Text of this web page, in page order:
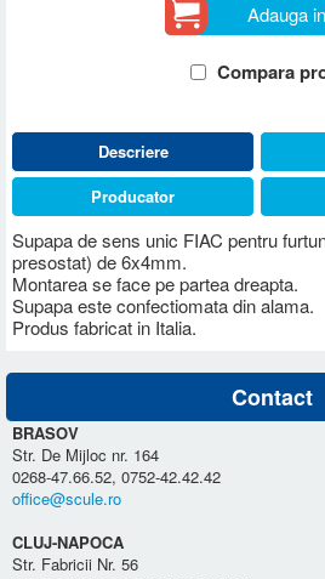
Adauga
Compara
Descriere
Supapa de sens unic FIAC pentru
presostat) de 6x4mm.
Montarea se face pe partea dreapta.
Supapa este confectiomata din alama.
Produs fabricat in Italia.
Producator
Contact
BRASOV
Str. De Mijloc nr. 164
0268-47.66.52, 0752-42.42.42
office@scule.ro
CLUJ-NAPOCA
Str. Fabricii Nr. 56